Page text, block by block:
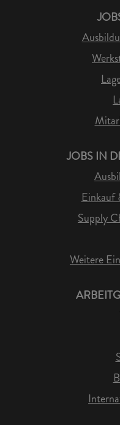
JOBS IN
Einkauf
Supply
Weitere